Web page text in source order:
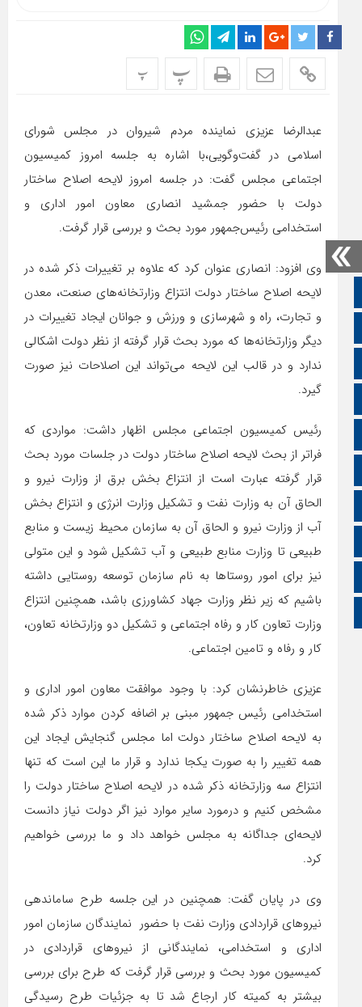
صفحه نخست
تالار گفتمان
اپلیکیشن سایت
اینستاگرام
اطلاعات سایت
زبان انگلیسی
زبان عربی
پ پ
عبدالرضا عزیزی نماینده مردم شیروان در مجلس شورای
اسلامی در گفت‌وگویی،‌با اشاره به جلسه امروز کمیسیون
اجتماعی مجلس گفت: در جلسه امروز لایحه اصلاح ساختار
دولت با حضور جمشید انصاری معاون امور اداری و
استخدامی رئیس‌جمهور مورد بحث و بررسی قرار گرفت.
وی افزود: انصاری عنوان کرد که علاوه بر تغییرات ذکر شده در
لایحه اصلاح ساختار دولت انتزاع وزارتخانه‌های صنعت، معدن
و تجارت، راه و شهرسازی و ورزش و جوانان ایجاد تغییرات در
دیگر وزارتخانه‌ها که مورد بحث قرار گرفته از نظر دولت اشکالی
ندارد و در قالب این لایحه می‌تواند این اصلاحات نیز صورت
گیرد.
رئیس کمیسیون اجتماعی مجلس اظهار داشت: مواردی که
فراتر از بحث لایحه اصلاح ساختار دولت در جلسات مورد بحث
قرار گرفته عبارت است از انتزاع بخش برق از وزارت نیرو و
الحاق آن به وزارت نفت و تشکیل وزارت انرژی و انتزاع بخش
آب از وزارت نیرو و الحاق آن به سازمان محیط زیست و منابع
طبیعی تا وزارت منابع طبیعی و آب تشکیل شود و این متولی
نیز برای امور روستاها به نام سازمان توسعه روستایی داشته
باشیم که زیر نظر وزارت جهاد کشاورزی باشد، همچنین انتزاع
وزارت تعاون کار و رفاه اجتماعی و تشکیل دو وزارتخانه‌ تعاون،
کار و رفاه و تامین اجتماعی.
عزیزی خاطرنشان کرد: با وجود موافقت معاون امور اداری و
استخدامی رئیس جمهور مبنی بر اضافه کردن موارد ذکر شده
به لایحه اصلاح ساختار دولت اما مجلس گنجایش ایجاد این
همه تغییر را به صورت یکجا ندارد و قرار ما این است که تنها
انتزاع سه وزارتخانه ذکر شده در لایحه اصلاح ساختار دولت را
مشخص کنیم و درمورد سایر موارد نیز اگر دولت نیاز دانست
لایحه‌ای جداگانه به مجلس خواهد داد و ما بررسی خواهیم
کرد.
وی در پایان گفت: همچنین در این جلسه طرح ساماندهی
نیروهای قراردادی وزارت نفت با حضور نمایندگان سازمان امور
اداری و استخدامی، نمایندگانی از نیروهای قراردادی در
کمیسیون مورد بحث و بررسی قرار گرفت که طرح برای بررسی
بیشتر به کمیته کار ارجاع شد تا به جزئیات طرح رسیدگی